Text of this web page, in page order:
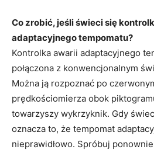
Co zrobić, jeśli świeci się
adaptacyjnego tempomatu?
Kontrolka awarii adaptacyjnego
połączona z konwencjonalnym
Można ją rozpoznać po
prędkościomierza obok
towarzyszy wykrzyknik. Gdy
oznacza to, że tempomat
nieprawidłowo. Spróbuj